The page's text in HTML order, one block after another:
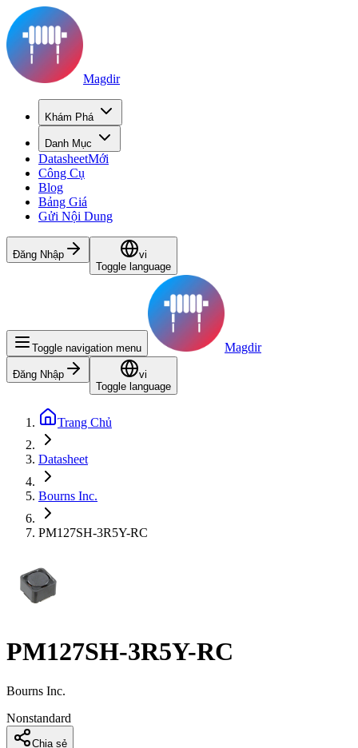
Magdir
Khám Phá
Danh Mục
DatasheetMới
Công Cụ
Blog
Bảng Giá
Gửi Nội Dung
Đăng Nhập
vi
Toggle language
Toggle navigation menu Magdir
Đăng Nhập
vi
Toggle language
Trang Chủ
Datasheet
Bourns Inc.
PM127SH-3R5Y-RC
PM127SH-3R5Y-RC
Bourns Inc.
Nonstandard
Chia sẻ